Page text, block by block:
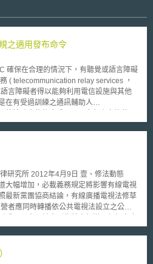
之適用發布命令
保在合理的情況下，有聽覺或語言障礙
( telecommunication relay services ，
言障礙者得以能夠利用電信設施與其他
在有受過訓練之通訊輔助人
或電腦 ) 者與使用語音電話者間的通訊。
必須等待至少 10 分鐘後，方能將該筆通
如當發話端使用 ASL(American Sign
CA 可能會因為使用的手語系統的不同而
因此最好的情況時，可以立即將該筆通訊
況下， FCC 於 16 日所發布的命令
率性， CA 可以將通訊移轉給另一名 CA
幅增加，必載義務規定將影響有線電視
最新黨團協商結論，有線廣播電視法修草
者應同時轉播依公共電視法設立之公共
一項）系統經營者為前項轉播，不構成侵
之一個頻道節目及廣告，不得變更其形